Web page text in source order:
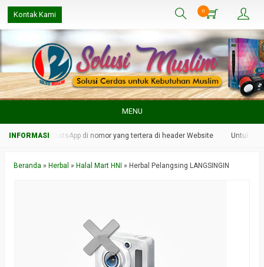
Kontak Kami 0
MENU
melalui WhatsApp di nomor yang tertera di header Website Untuk
Beranda » Herbal » Halal Mart HNI » Herbal Pelangsing LANGSINGIN